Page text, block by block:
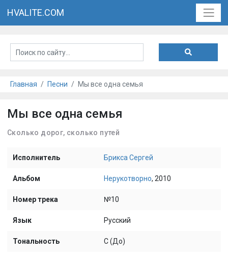
HVALITE.COM
Главная Песни Мы все одна семья
Мы все одна семья
Сколько дорог, сколько путей
Исполнитель Брикса Сергей
Альбом Нерукотворно, 2010
Номер трека №10
Язык Русский
Тональность C (До)